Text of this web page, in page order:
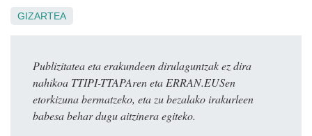
GIZARTEA
Publizitatea eta erakundeen dirulaguntzak ez dira
nahikoa TTIPI-TTAPAren eta ERRAN.EUSen
etorkizuna bermatzeko, eta zu bezalako irakurleen
babesa behar dugu aitzinera egiteko.